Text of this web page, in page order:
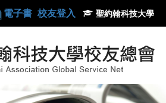
電子書 校友登入 聖約翰科技大學